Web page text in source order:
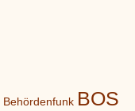
Behördenfunk BOS